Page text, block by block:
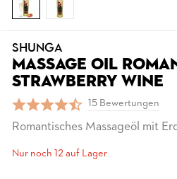
SHUNGA
MASSAGE OIL
STRAWBERRY WINE
15 Bewertungen
Romantisches Massageöl mit
Nur noch 12 auf Lager